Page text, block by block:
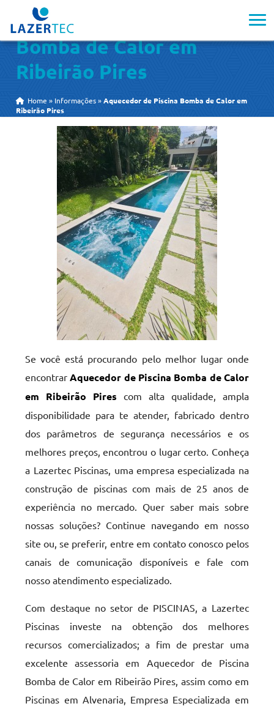
Aquecedor de Piscina
Bomba de Calor em
Ribeirão Pires
Home » Informações »Aquecedor de Piscina Bomba de Calor em
Ribeirão Pires
Se você está procurando pelo melhor lugar onde
encontrarAquecedor de Piscina Bomba de Calor
em Ribeirão Pires com alta qualidade, ampla
disponibilidade para te atender, fabricado dentro
dos parâmetros de segurança necessários e os
melhores preços, encontrou o lugar certo. Conheça
a Lazertec Piscinas, uma empresa especializada na
construção de piscinas com mais de 25 anos de
experiência no mercado. Quer saber mais sobre
nossas soluções? Continue navegando em nosso
site ou, se preferir, entre em contato conosco pelos
canais de comunicação disponíveis e fale com
nosso atendimento especializado.
Com destaque no setor de PISCINAS, a Lazertec
Piscinas investe na obtenção dos melhores
recursos comercializados; a fim de prestar uma
excelente assessoria em Aquecedor de Piscina
Bomba de Calor em Ribeirão Pires, assim como em
Piscinas em Alvenaria, Empresa Especializada em